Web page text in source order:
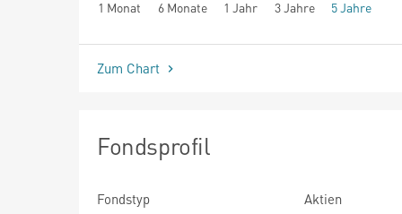
1 Monat 6 Monate 1 Jahr 3 Jahre 5 Jahre
seit Beginn
Zum Chart
Fondsprofil
Fondstyp
Aktien